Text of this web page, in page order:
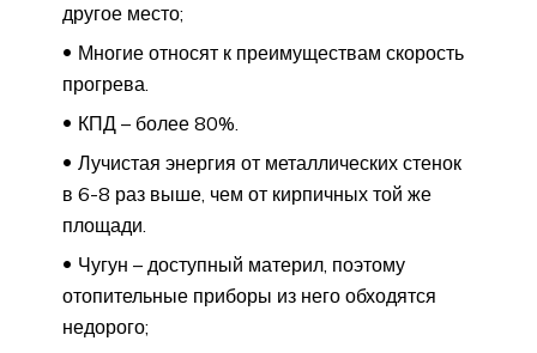
другое место;
Многие относят к преимуществам скорость
прогрева.
КПД – более 80%.
Лучистая энергия от металлических стенок
в 6-8 раз выше, чем от кирпичных той же
площади.
Чугун – доступный материл, поэтому
отопительные приборы из него обходятся
недорого;